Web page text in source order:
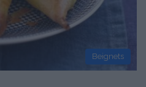
Beignets